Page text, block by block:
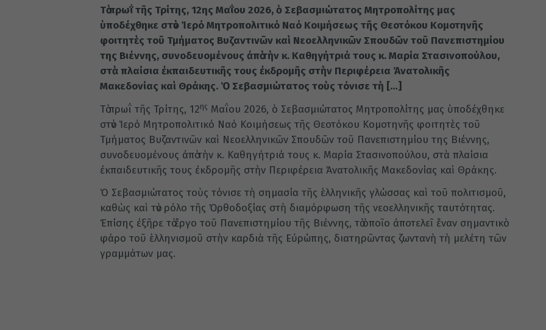
Τὸ πρωΐ τῆς Τρίτης, 12ης Μαΐου 2026, ὁ Σεβασμιώτατος Μητροπολίτης μας
ὑποδέχθηκε στὸν Ἱερό Μητροπολιτικό Ναό Κοιμήσεως τῆς Θεοτόκου Κομοτηνῆς
φοιτητὲς τοῦ Τμήματος Βυζαντινῶν καὶ Νεοελληνικῶν Σπουδῶν τοῦ Πανεπιστημίου
της Βιέννης, συνοδευομένους ἀπὸ τὴν κ. Καθηγήτριά τους κ. Μαρία Στασινοπούλου,
στὰ πλαίσια ἐκπαιδευτικῆς τους ἐκδρομῆς στὴν Περιφέρεια Ἀνατολικῆς
Μακεδονίας καὶ Θράκης. Ὁ Σεβασμιώτατος τοὺς τόνισε τὴ […]
Τὸ πρωΐ τῆς Τρίτης, 12ης Μαΐου 2026, ὁ Σεβασμιώτατος Μητροπολίτης μας ὑποδέχθηκε
στὸν Ἱερό Μητροπολιτικό Ναό Κοιμήσεως τῆς Θεοτόκου Κομοτηνῆς φοιτητὲς τοῦ
Τμήματος Βυζαντινῶν καὶ Νεοελληνικῶν Σπουδῶν τοῦ Πανεπιστημίου της Βιέννης,
συνοδευομένους ἀπὸ τὴν κ. Καθηγήτριά τους κ. Μαρία Στασινοπούλου, στὰ πλαίσια
ἐκπαιδευτικῆς τους ἐκδρομῆς στὴν Περιφέρεια Ἀνατολικῆς Μακεδονίας καὶ Θράκης.
Ὁ Σεβασμιώτατος τοὺς τόνισε τὴ σημασία τῆς ἑλληνικῆς γλώσσας καὶ τοῦ πολιτισμοῦ,
καθὼς καὶ τὸν ρόλο τῆς Ὀρθοδοξίας στὴ διαμόρφωση τῆς νεοελληνικῆς ταυτότητας.
Ἐπίσης ἐξῆρε τὸ ἔργο τοῦ Πανεπιστημίου τῆς Βιέννης, τὸ ὁποῖο ἀποτελεῖ ἕναν σημαντικὸ
φάρο τοῦ ἑλληνισμοῦ στὴν καρδιὰ τῆς Εὐρώπης, διατηρῶντας ζωντανὴ τὴ μελέτη τῶν
γραμμάτων μας.